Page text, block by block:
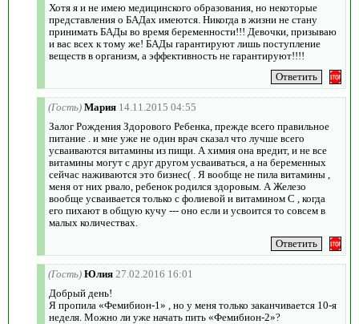
Хотя я и не имею медицинского образования, но некоторые
представления о БАДах имеются. Никогда в жизни не стану
принимать БАДы во время беременности!!! Девочки, призываю
и вас всех к тому же! БАДы гарантируют лишь поступление
веществ в организм, а эффективность не гарантируют!!!!
(Гость) Мария 14.11.2015 04:55
Залог Рождения Здорового Ребенка, прежде всего правильное
питание . и мне уже не один врач сказал что лучше всего
усваиваются витамины из пищи. А химия она вредит, и не все
витамины могут с друг другом усваиваться, а на беременных
сейчас наживаются это бизнес( . Я вообще не пила витамины ,
меня от них рвало, ребенок родился здоровым. А Железо
вообще усваивается только с фолиевой и витамином С , когда
его пихают в общую кучу --- оно если и усвоится то совсем в
малых количествах.
(Гость) Юлия 27.02.2016 16:01
Добрый день!
Я пропила «Фемибион-1» , но у меня только заканчивается 10-я
неделя. Можно ли уже начать пить «Фемибион-2»?